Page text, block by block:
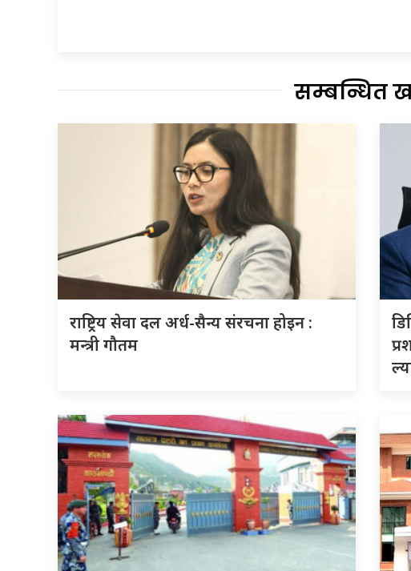
सम्बन्धित
राष्ट्रिय सेवा दल अर्ध-सैन्य संरचना होइन :
मन्त्री गौतम